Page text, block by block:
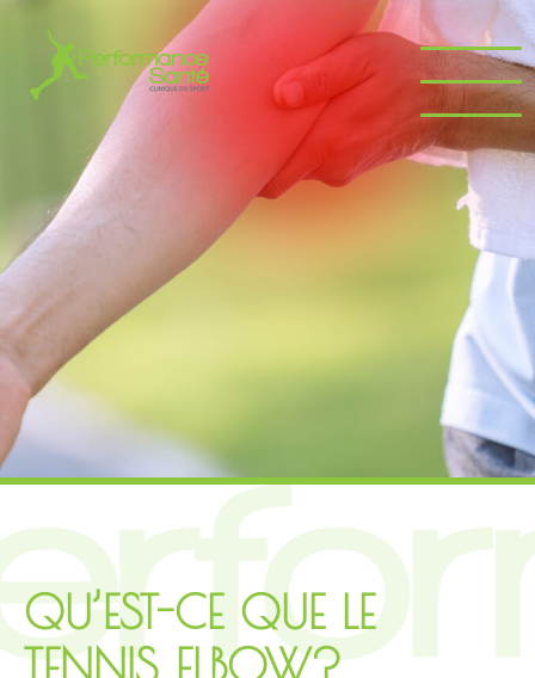
QU’EST-CE QUE LE
TENNIS ELBOW?